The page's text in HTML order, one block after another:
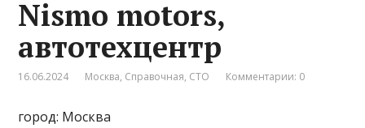
Nismo motors,
автотехцентр
16.06.2024 Москва, Справочная, СТО Комментарии: 0
город: Москва